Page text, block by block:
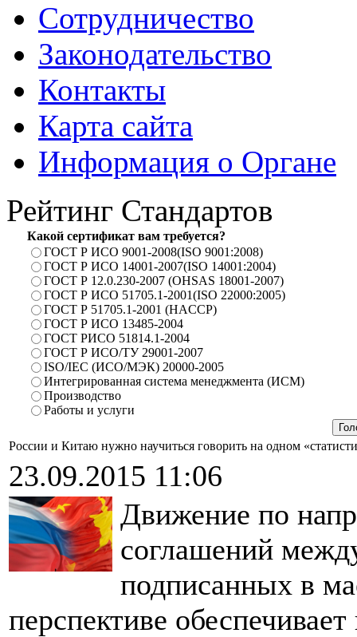
Сотрудничество
Законодательство
Контакты
Карта сайта
Информация о Органе
Рейтинг Стандартов
Какой сертификат вам требуется?
ГОСТ Р ИСО 9001-2008(ISO 9001:2008)
ГОСТ Р ИСО 14001-2007(ISO 14001:2004)
ГОСТ Р 12.0.230-2007 (OHSAS 18001-2007)
ГОСТ Р ИСО 51705.1-2001(ISO 22000:2005)
ГОСТ Р 51705.1-2001 (HACCP)
ГОСТ Р ИСО 13485-2004
ГОСТ РИСО 51814.1-2004
ГОСТ Р ИСО/ТУ 29001-2007
ISO/IEC (ИСО/МЭК) 20000-2005
Интегрированная система менеджмента (ИСМ)
Производство
Работы и услуги
России и Китаю нужно научиться говорить на одном
23.09.2015 11:06
Движение по
соглашений
подписанных в
перспективе